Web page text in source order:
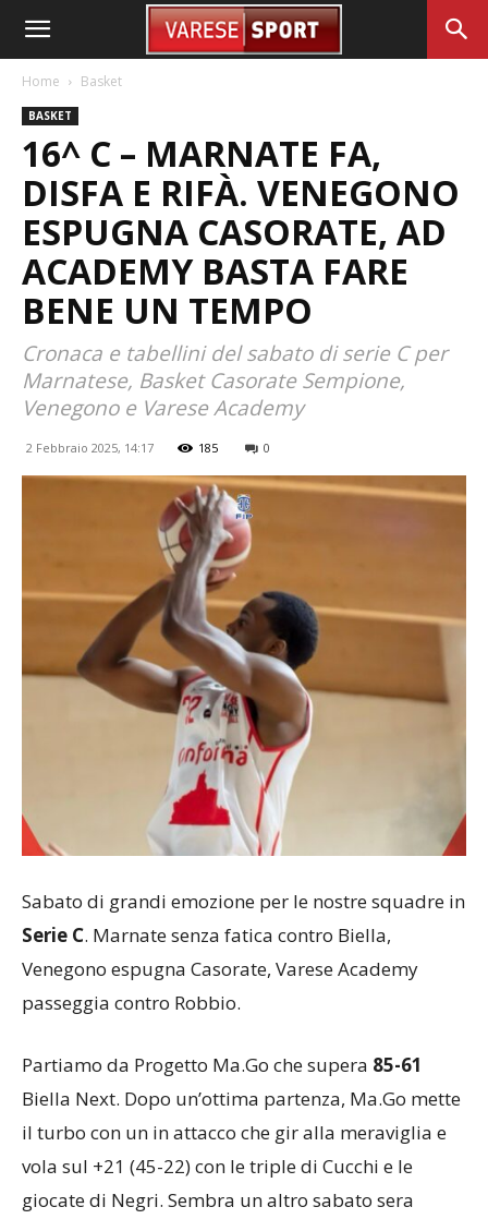
Home Basket
BASKET
16^ C – MARNATE FA,
DISFA E RIFÀ. VENEGONO
ESPUGNA CASORATE, AD
ACADEMY BASTA FARE
BENE UN TEMPO
Cronaca e tabellini del sabato di serie C per
Marnatese, Basket Casorate Sempione,
Venegono e Varese Academy
2 Febbraio 2025, 14:17 185 0
Sabato di grandi emozione per le nostre squadre in
Serie C. Marnate senza fatica contro Biella,
Venegono espugna Casorate, Varese Academy
passeggia contro Robbio.
Partiamo da Progetto Ma.Go che supera 85-61
Biella Next. Dopo un’ottima partenza, Ma.Go mette
il turbo con un in attacco che gir alla meraviglia e
vola sul +21 (45-22) con le triple di Cucchi e le
giocate di Negri. Sembra un altro sabato sera